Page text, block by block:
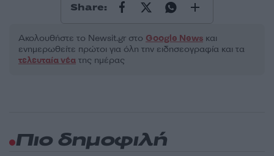
Share:
Ακολουθήστε το Νewsit.gr στο Google News και
ενημερωθείτε πρώτοι για όλη την ειδησεογραφία και τα
τελευταία νέα της ημέρας
Πιο δημοφιλή